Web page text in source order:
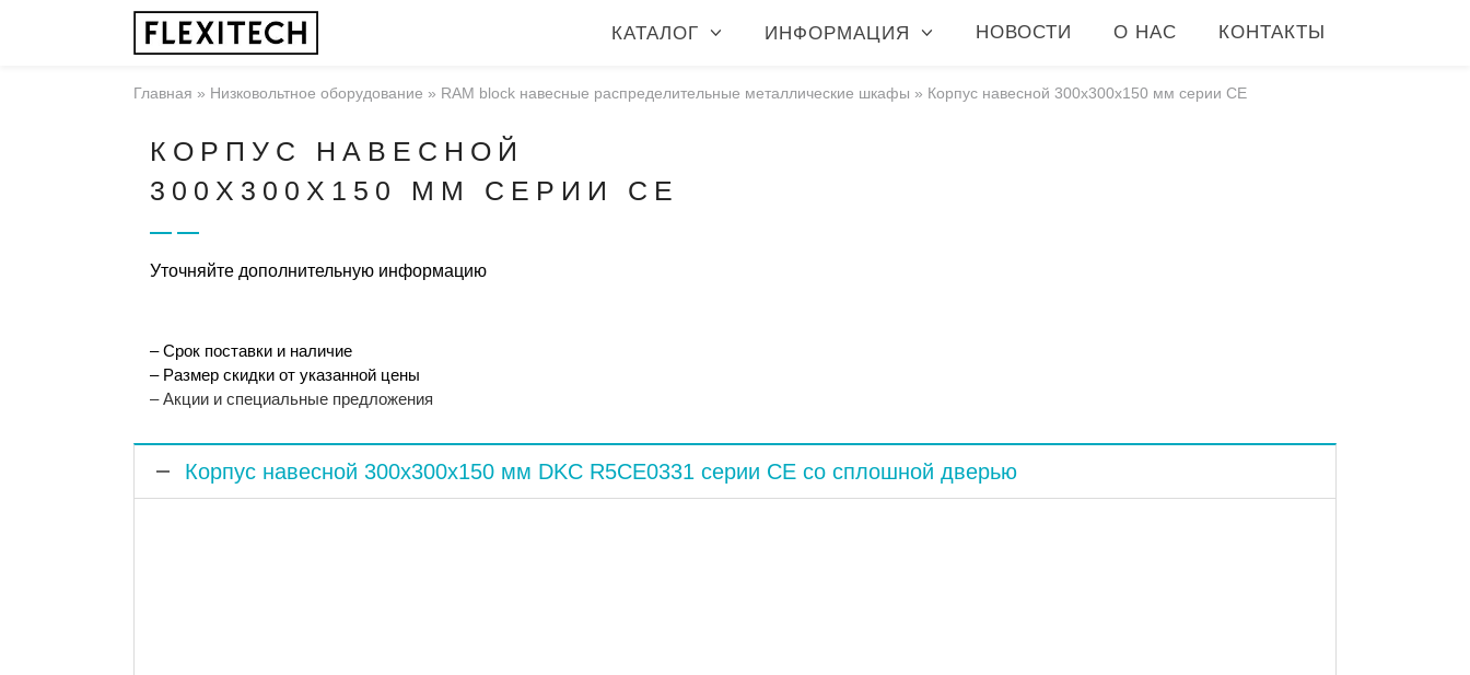
КАТАЛОГ ИНФОРМАЦИЯ НОВОСТИ О НАС КОНТАКТЫ
Главная » Низковольтное оборудование » RAM block навесные распределительные металлические шкафы » Корпус навесной 300x300x150 мм серии CE
КОРПУС НАВЕСНОЙ
300X300X150 ММ СЕРИИ CE
Уточняйте дополнительную информацию
– Срок поставки и наличие
– Размер скидки от указанной цены
– Акции и специальные предложения
Корпус навесной 300x300x150 мм DKC R5CE0331 серии CE со сплошной дверью